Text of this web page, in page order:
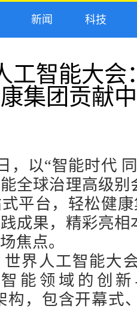
新闻 科技
工智能大
集团贡献
，以“智能时代
全球治理高级别
平台，轻松健
成果，精彩亮
焦点。
世界人工智能大
能领域的创
构，包含开幕